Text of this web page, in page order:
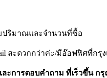
ปริมาณและจำนวนที่ซื้อ
สะดวกกว่าค่ะ/มีอ๊อฟฟิศที่กรุ
ละการตอบคำถาม ที่เร็วขึ้น ก